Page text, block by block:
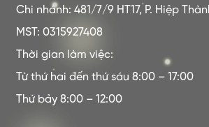
Chi nhánh: 481/7/9 HT17, P. Hiệp
MST: 0315927408
Thời gian làm việc:
Từ thứ hai đến thứ sáu 8:00 – 17:00
Thứ bảy 8:00 – 12:00